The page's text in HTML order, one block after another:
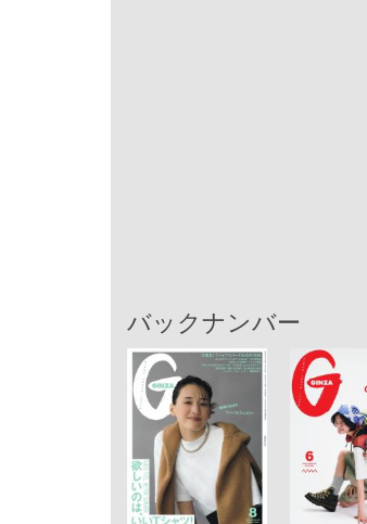
バックナンバー